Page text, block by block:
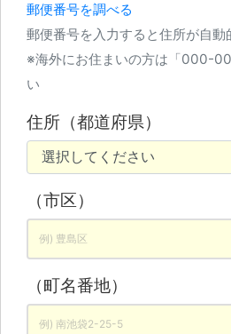
郵便番号を調べる
郵便番号を入力すると住所が自動
※海外にお住まいの方は「000-
い
住所（都道府県）
（市区）
（町名番地）